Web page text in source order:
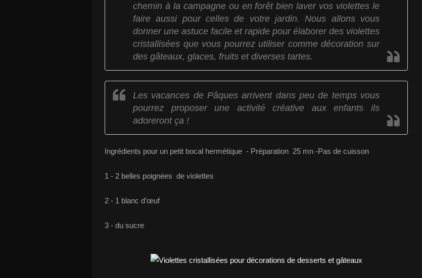
chemin à la campagne ou en forêt bien laver vos violettes le
faire aussi pour celles de votre jardin. Nous allons vous
donner une astuce facile et rapide pour élaborer des violettes
cristallisées que vous pourrez utiliser comme décoration sur
des gâteaux, glaces, fruits et diverses tartes.
Les vacances de Pâques arrivent dans peu de temps vous
pourrez proposer une activité créative aux enfants ils
adoreront ça !
Ingrédients pour un petit bocal hermétique - Préparation 25 mn -Pas de cuisson
1 - 2 belles poignées de violettes
2 - 1 blanc d’œuf
3 - du sucre